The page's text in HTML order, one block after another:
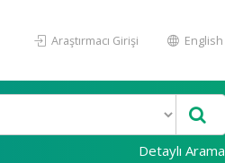
Araştırmacı Girişi English
Detaylı Arama